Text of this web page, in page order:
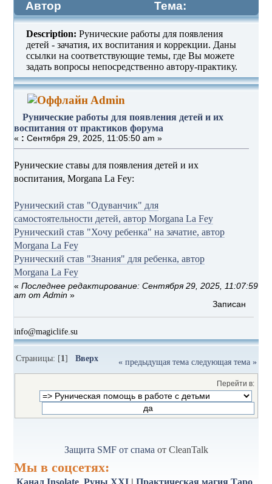
Автор
Тема:
Рунические работы для появления
детей и их воспитания от практиков
форума (Прочитано 701 раз)
Description: Рунические работы для появления
детей - зачатия, их воспитания и коррекции. Даны
ссылки на соответствующие темы, где Вы можете
задать вопросы непосредственно автору-практику.
Admin
Рунические работы для появления детей и их
воспитания от практиков форума
« : Сентября 29, 2025, 11:05:50 am »
Рунические ставы для появления детей и их
воспитания, Morgana La Fey:
Рунический став "Одуванчик" для
самостоятельности детей, автор Morgana La Fey
Рунический став "Хочу ребенка" на зачатие, автор
Morgana La Fey
Рунический став "Знания" для ребенка, автор
Morgana La Fey
«Последнее редактирование: Сентября 29, 2025, 11:07:59
am от Admin »
Записан
info@magiclife.su
Страницы: [1]Вверх « предыдущая тема следующая тема »
Перейти в:
Защита SMF от спама от CleanTalk
Мы в соцсетях: